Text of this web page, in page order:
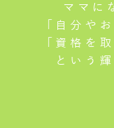
ママに
「自分や
「資格を
という